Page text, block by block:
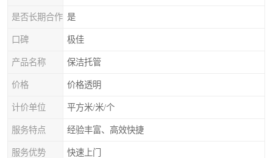
是否长期合作 是
口碑 极佳
产品名称 保洁托管
价格 价格透明
计价单位 平方米/米/个
服务特点 经验丰富、高效快捷
服务优势 快速上门